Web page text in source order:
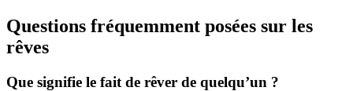
Questions fréquemment posées sur les
rêves
Que signifie le fait de rêver de quelqu’un ?